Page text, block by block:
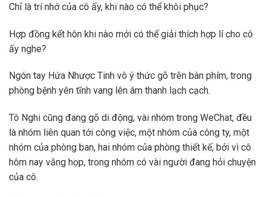
Chỉ là trí nhớ của cô ấy, khi nào có thể khôi phục?
Hợp đồng kết hôn khi nào mới có thể giải thích hợp lí cho cô
ấy nghe?
Ngón tay Hứa Nhược Tinh vô ý thức gõ trên bàn phím, trong
phòng bệnh yên tĩnh vang lên âm thanh lạch cạch.
Tô Nghi cũng đang gõ di động, vài nhóm trong WeChat, đều
là nhóm liên quan tới công việc, một nhóm của công ty, một
nhóm của phòng ban, hai nhóm của phòng thiết kế, bởi vì cô
hôm nay vắng họp, trong nhóm có vài người đang hỏi chuyện
của cô.